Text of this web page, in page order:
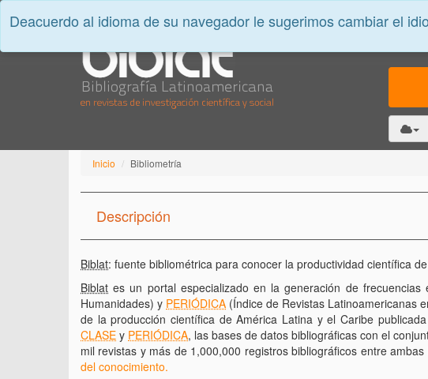
Inicio Bibliometría
Descripción
Biblat: fuente bibliométrica para conocer la productividad científica
Biblat es un portal especializado en la generación de
Humanidades) y PERIÓDICA (Índice de Revistas Latinoamericanas
de la producción científica de América Latina y el Caribe
CLASE y PERIÓDICA, las bases de datos bibliográficas con el
mil revistas y más de 1,000,000 registros bibliográficos entre
del conocimiento.
Deacuerdo al idioma de su navegador le sugerimos cambiar el